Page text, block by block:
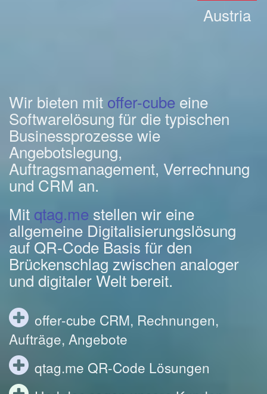
Austria
Wir bieten mit offer-cube eine
Softwarelösung für die typischen
Businessprozesse wie
Angebotslegung,
Auftragsmanagement, Verrechnung
und CRM an.
Mit qtag.me stellen wir eine
allgemeine Digitalisierungslösung
auf QR-Code Basis für den
Brückenschlag zwischen analoger
und digitaler Welt bereit.
offer-cube CRM, Rechnungen,
Aufträge, Angebote
qtag.me QR-Code Lösungen